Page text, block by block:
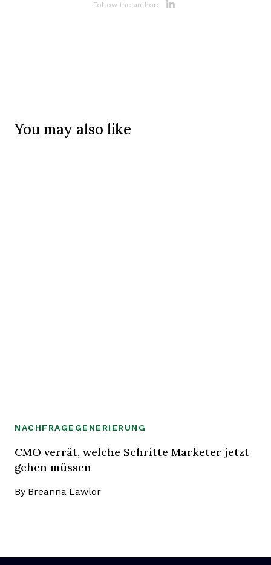
Follow the author: Opens new
You may also like
NACHFRAGEGENERIERUNG
CMO verrät, welche Schritte Marketer jetzt
gehen müssen
By Breanna Lawlor